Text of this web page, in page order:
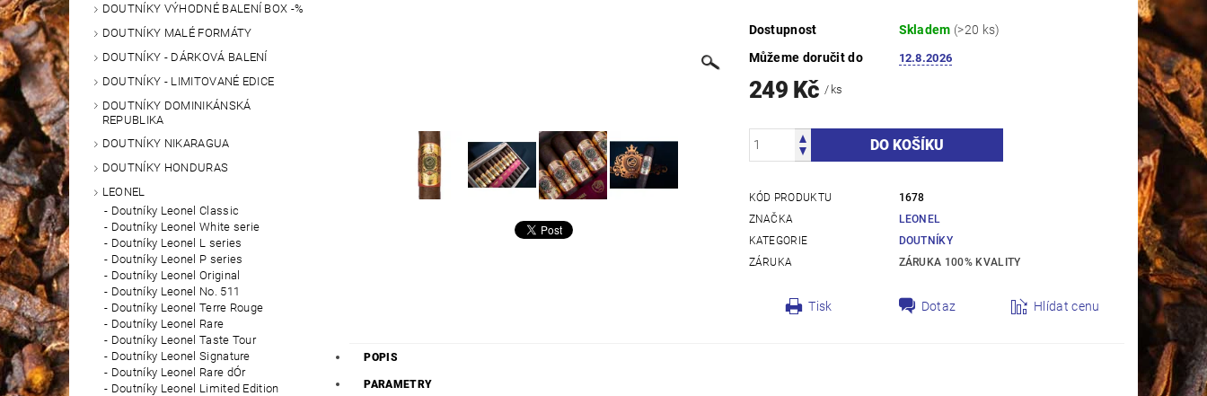
DOUTNÍKY VÝHODNÉ BALENÍ BOX -%
DOUTNÍKY MALÉ FORMÁTY
DOUTNÍKY - DÁRKOVÁ BALENÍ
DOUTNÍKY - LIMITOVANÉ EDICE
DOUTNÍKY DOMINIKÁNSKÁ
REPUBLIKA
DOUTNÍKY NIKARAGUA
DOUTNÍKY HONDURAS
LEONEL
Doutníky Leonel Classic
Doutníky Leonel White serie
Doutníky Leonel L series
Doutníky Leonel P series
Doutníky Leonel Original
Doutníky Leonel No. 511
Doutníky Leonel Terre Rouge
Doutníky Leonel Rare
Doutníky Leonel Taste Tour
Doutníky Leonel Signature
Doutníky Leonel Rare dÓr
Doutníky Leonel Limited Edition
Dostupnost Skladem (>20 ks)
Můžeme doručit do
12.8.2026
249 Kč/ ks
KÓD PRODUKTU
1678
ZNAČKA
LEONEL
KATEGORIE
DOUTNÍKY
ZÁRUKA
ZÁRUKA 100% KVALITY
Tisk Dotaz Hlídat cenu
POPIS
PARAMETRY